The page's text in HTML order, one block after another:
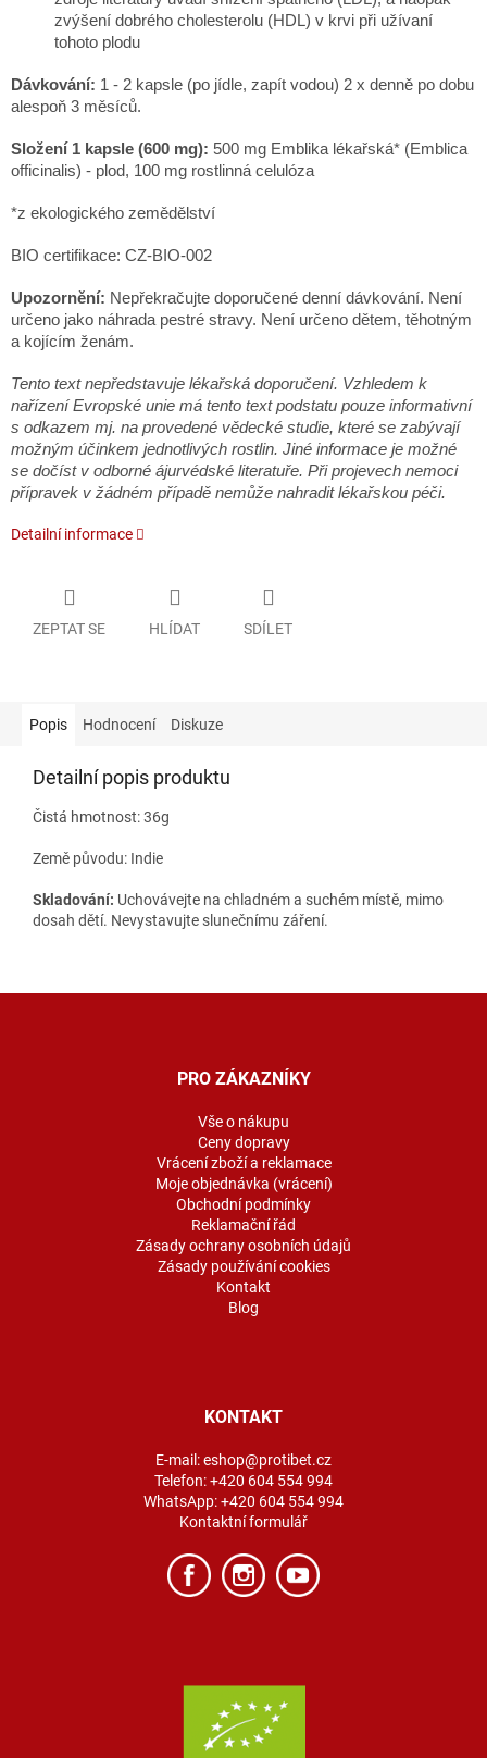
zvýšení dobrého cholesterolu (HDL) v krvi při užívaní
tohoto plodu
Dávkování: 1 - 2 kapsle (po jídle, zapít vodou) 2 x denně po dobu
alespoň 3 měsíců.
Složení 1 kapsle (600 mg): 500 mg Emblika lékařská* (Emblica
officinalis) - plod, 100 mg rostlinná celulóza
*z ekologického zemědělství
BIO certifikace: CZ-BIO-002
Upozornění: Nepřekračujte doporučené denní dávkování. Není
určeno jako náhrada pestré stravy. Není určeno dětem, těhotným
a kojícím ženám.
Tento text nepředstavuje lékařská doporučení. Vzhledem k
nařízení Evropské unie má tento text podstatu pouze informativní
s odkazem mj. na provedené vědecké studie, které se zabývají
možným účinkem jednotlivých rostlin. Jiné informace je možné
se dočíst v odborné ájurvédské literatuře. Při projevech nemoci
přípravek v žádném případě nemůže nahradit lékařskou péči.
Detailní informace
ZEPTAT SE HLÍDAT SDÍLET
Popis Hodnocení Diskuze
Detailní popis produktu
Čistá hmotnost: 36g
Země původu: Indie
Skladování: Uchovávejte na chladném a suchém místě, mimo
dosah dětí. Nevystavujte slunečnímu záření.
PRO ZÁKAZNÍKY
Vše o nákupu
Ceny dopravy
Vrácení zboží a reklamace
Moje objednávka (vrácení)
Obchodní podmínky
Reklamační řád
Zásady ochrany osobních údajů
Zásady používání cookies
Kontakt
Blog
KONTAKT
E-mail:eshop@protibet.cz
Telefon:+420 604 554 994
WhatsApp:+420 604 554 994
Kontaktní formulář